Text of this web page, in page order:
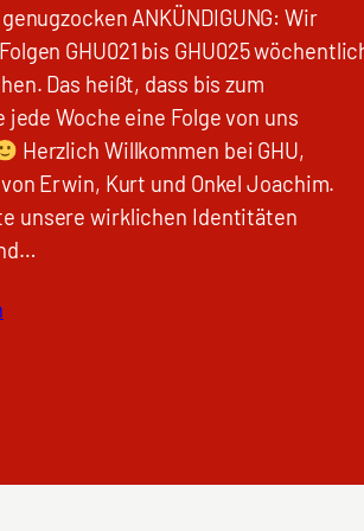
ANKÜNDIGUNG: Wir
GHU021 bis GHU025
Das heißt, dass bis zum
Woche eine Folge von uns
Herzlich Willkommen bei GHU,
Erwin, Kurt und Onkel Joachim.
unsere wirklichen Identitäten